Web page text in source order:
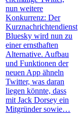
nun weitere
Konkurrenz: Der
Kurznachrichtendienst
Bluesky wird nun zu
einer ernsthaften
Alternative. Aufbau
und Funktionen der
neuen App ähneln
Twitter, was daran
liegen könnte, dass
mit Jack Dorsey ein
Mitgründer sowie…